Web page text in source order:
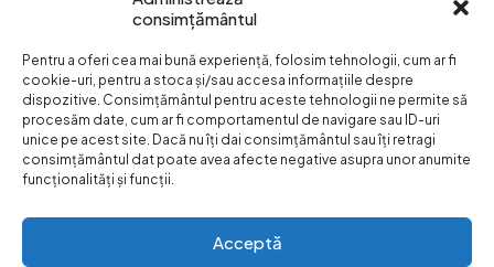
consimțământul
Pentru a oferi cea mai bună experiență, folosim tehnologii, cum ar fi
cookie-uri, pentru a stoca și/sau accesa informațiile despre
dispozitive. Consimțământul pentru aceste tehnologii ne permite să
procesăm date, cum ar fi comportamentul de navigare sau ID-uri
unice pe acest site. Dacă nu îți dai consimțământul sau îți retragi
consimțământul dat poate avea afecte negative asupra unor anumite
funcționalități și funcții.
Acceptă
Termeni si conditii
Confidentialitatea
datelor
Livrare si plata
Formular retur